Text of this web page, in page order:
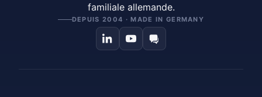
familiale allemande.
DEPUIS 2004 · MADE IN GERMANY